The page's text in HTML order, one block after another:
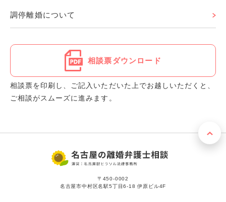
調停離婚について
相談票ダウンロード
相談票を印刷し、ご記入いただいた上でお越しいただくと、
ご相談がスムーズに進みます。
〒450-0002
名古屋市中村区名駅5丁目6-18 伊原ビル4F